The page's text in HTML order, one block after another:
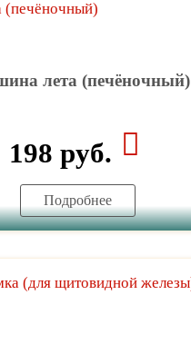
лета (печёночный)
198 руб.
Подробнее